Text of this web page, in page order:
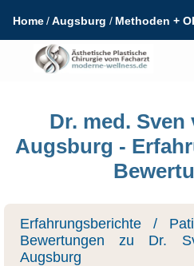
Home Augsburg Methoden +
Dr. med.
Augsburg -
Erfahrungsberichte /
Bewertungen zu Dr.
Augsburg